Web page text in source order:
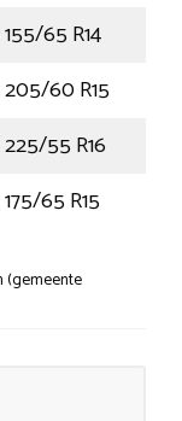
155/65 R14
205/60 R15
225/55 R16
175/65 R15
(gemeente